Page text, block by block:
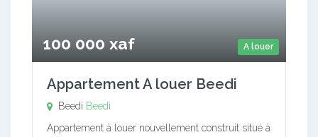
A louer
100 000 xaf
Appartement A louer Beedi
Beedi Beedi
Appartement à louer nouvellement construit situé à